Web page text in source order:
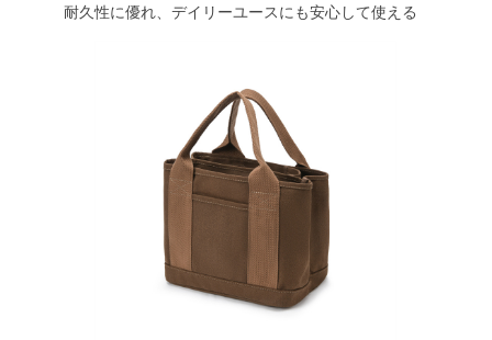
耐久性に優れ、デイリーユースにも安心して使える